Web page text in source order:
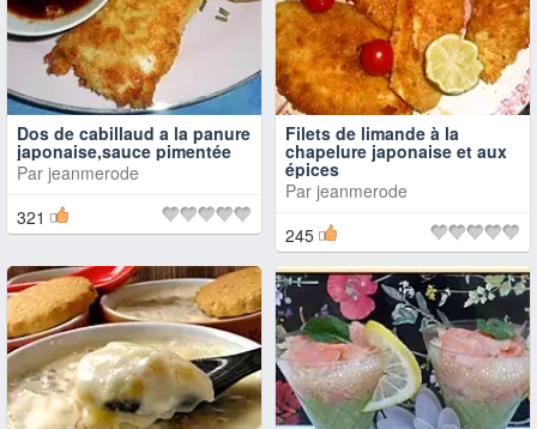
Dos de cabillaud a la panure
japonaise,sauce pimentée
Par jeanmerode
321
Filets de limande à la
chapelure japonaise et aux
épices
Par jeanmerode
245